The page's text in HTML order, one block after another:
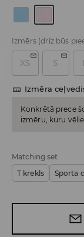
Izmērs (drīz būs
XS S
Izmēra
Konkrētā prece
izmēru, kuru
Matching set
T krekls
Sporta